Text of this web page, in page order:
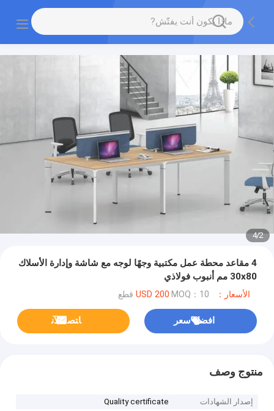
2
/
4
4 مقاعد محطة عمل مكتبية وجهًا لوجه مع شاشة وإدارة الأسلاك
30x80 مم أنبوب فولاذي
الأسعار：USD 200 MOQ：10 قطع
افضل سعر ﺎﺘﺼﻟ ﺍﻶﻧ
منتوج وصف
إصدار الشهادات
Quality certificate